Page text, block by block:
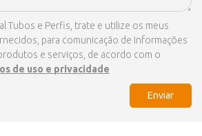
Tubos e Perfis, trate e utilize os meus
para comunicação de informações
e serviços, de acordo com o
de uso e privacidade
Enviar